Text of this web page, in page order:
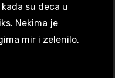
Nekima je
mir i zelenilo,